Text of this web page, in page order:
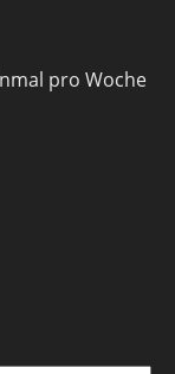
pro Woche